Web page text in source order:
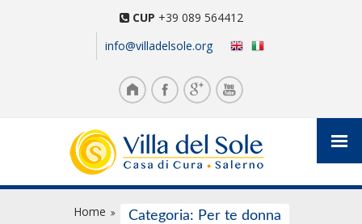
CUP +39 089 564412
info@villadelsole.org
Home Categoria: Per te donna